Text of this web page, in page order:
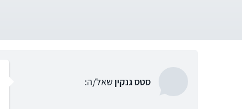
סטס גנקיןשאל/ה: